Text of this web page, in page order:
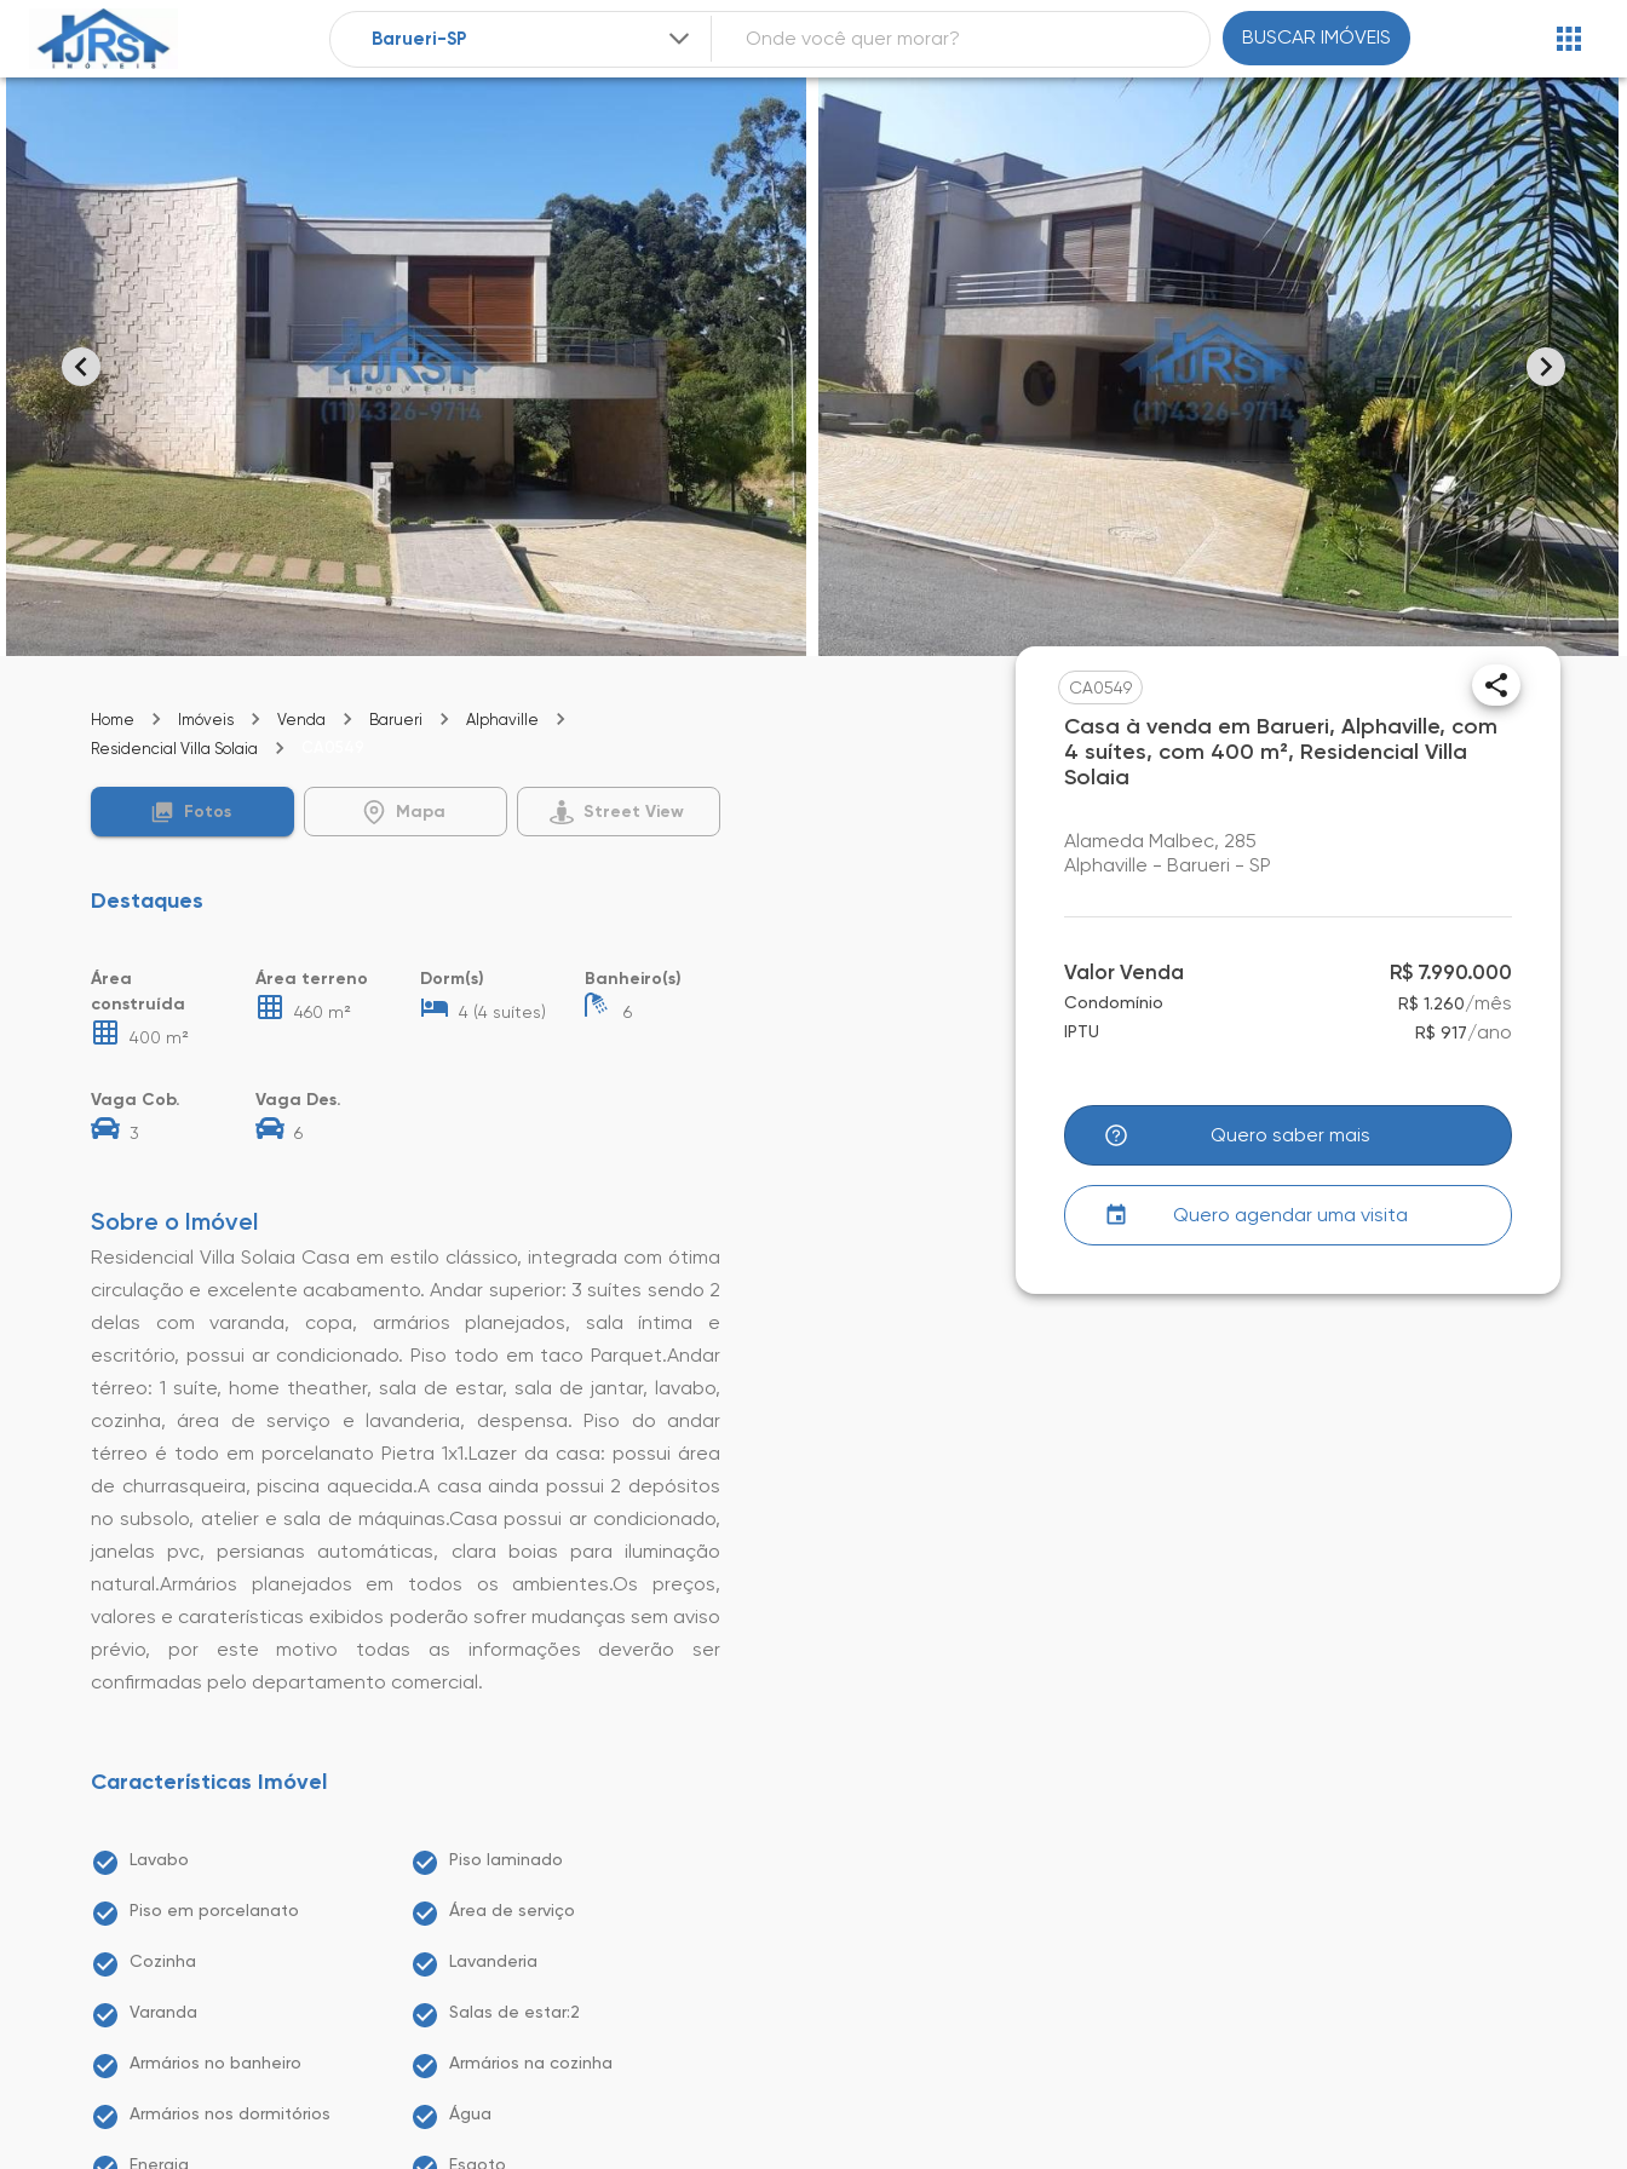
BUSCAR IMÓVEIS
Home Imóveis Venda Barueri
Alphaville
Residencial Villa Solaia
Fotos Mapa Street View
Destaques
Área
construída
400 m²
Área terreno
460 m²
Dorm(s)
4 (4 suítes)
Banheiro(s)
6
Vaga Cob.
3
Vaga Des.
6
Sobre o Imóvel
Residencial Villa Solaia Casa em estilo clássico, integrada com ótima
circulação e excelente acabamento. Andar superior: 3 suítes sendo 2
delas com varanda, copa, armários planejados, sala íntima e
escritório, possui ar condicionado. Piso todo em taco Parquet.Andar
térreo: 1 suíte, home theather, sala de estar, sala de jantar, lavabo,
cozinha, área de serviço e lavanderia, despensa. Piso do andar
térreo é todo em porcelanato Pietra 1x1.Lazer da casa: possui área
de churrasqueira, piscina aquecida.A casa ainda possui 2 depósitos
no subsolo, atelier e sala de máquinas.Casa possui ar condicionado,
janelas pvc, persianas automáticas, clara boias para iluminação
natural.Armários planejados em todos os ambientes.Os preços,
valores e caraterísticas exibidos poderão sofrer mudanças sem aviso
prévio, por este motivo todas as informações deverão ser
confirmadas pelo departamento comercial.
Características Imóvel
Lavabo Piso laminado
Piso em porcelanato Área de serviço
Cozinha Lavanderia
Varanda Salas de estar:2
Armários no banheiro Armários na cozinha
Armários nos dormitórios Água
Energia Esgoto
CA0549
Casa à venda em Barueri, Alphaville, com
4 suítes, com 400 m², Residencial Villa
Solaia
Alameda Malbec, 285
Alphaville - Barueri - SP
Valor Venda R$ 7.990.000
Condomínio R$ 1.260/mês
IPTU R$ 917/ano
Quero saber mais
Quero agendar uma visita